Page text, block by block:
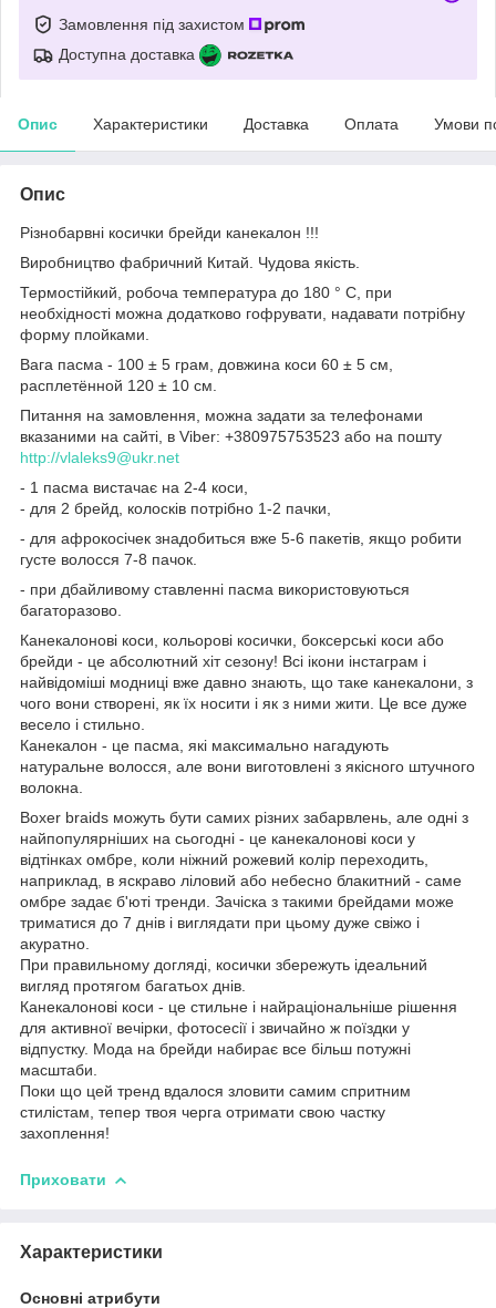
Замовлення під захистом
Доступна доставка
Опис Характеристики Доставка Оплата Умови
Опис
Різнобарвні косички брейди канекалон !!!
Виробництво фабричний Китай. Чудова якість.
Термостійкий, робоча температура до 180 ° С, при
необхідності можна додатково гофрувати, надавати потрібну
форму плойками.
Вага пасма - 100 ± 5 грам, довжина коси 60 ± 5 см,
расплетённой 120 ± 10 см.
Питання на замовлення, можна задати за телефонами
вказаними на сайті, в Viber: +380975753523 або на пошту
http://vlaleks9@ukr.net
- 1 пасма вистачає на 2-4 коси,
- для 2 брейд, колосків потрібно 1-2 пачки,
- для афрокосічек знадобиться вже 5-6 пакетів, якщо робити
густе волосся 7-8 пачок.
- при дбайливому ставленні пасма використовуються
багаторазово.
Канекалонові коси, кольорові косички, боксерські коси або
брейди - це абсолютний хіт сезону! Всі ікони інстаграм і
найвідоміші модниці вже давно знають, що таке канекалони, з
чого вони створені, як їх носити і як з ними жити. Це все дуже
весело і стильно.
Канекалон - це пасма, які максимально нагадують
натуральне волосся, але вони виготовлені з якісного штучного
волокна.
Boxer braids можуть бути самих різних забарвлень, але одні з
найпопулярніших на сьогодні - це канекалонові коси у
відтінках омбре, коли ніжний рожевий колір переходить,
наприклад, в яскраво ліловий або небесно блакитний - саме
омбре задає б'юті тренди. Зачіска з такими брейдами може
триматися до 7 днів і виглядати при цьому дуже свіжо і
акуратно.
При правильному догляді, косички збережуть ідеальний
вигляд протягом багатьох днів.
Канекалонові коси - це стильне і найраціональніше рішення
для активної вечірки, фотосесії і звичайно ж поїздки у
відпустку. Мода на брейди набирає все більш потужні
масштаби.
Поки що цей тренд вдалося зловити самим спритним
стилістам, тепер твоя черга отримати свою частку
захоплення!
Приховати
Характеристики
Основні атрибути